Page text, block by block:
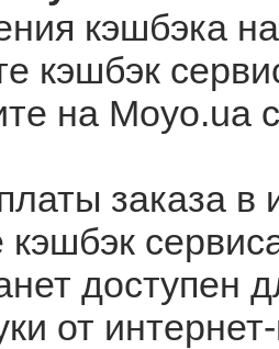
кэшбэка
кэшбэк
на Moyo.ua
заказа в
кэшбэк
доступен
от